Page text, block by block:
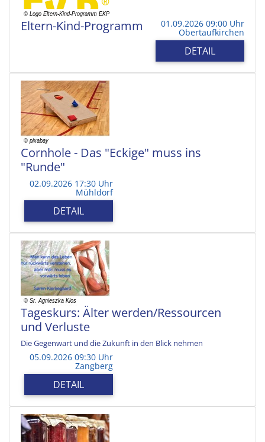
Eltern-Kind-Programm 01.09.2026 09:00 Uhr
Obertaufkirchen
DETAIL
Cornhole - Das "Eckige" muss ins
"Runde"
02.09.2026 17:30 Uhr
Mühldorf
DETAIL
Tageskurs: Älter werden/Ressourcen
und Verluste
Die Gegenwart und die Zukunft in den Blick nehmen
05.09.2026 09:30 Uhr
Zangberg
DETAIL